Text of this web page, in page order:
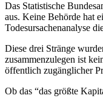
Das Statistische
aus. Keine Behörde hat
Todesursachenanalyse
Diese drei Stränge
zusammenzulegen ist
öffentlich zugänglicher
Ob das “das größte